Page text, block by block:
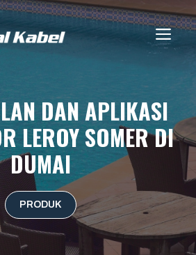
DAN APLIKASI
LEROY SOMER DI
DUMAI
PRODUK